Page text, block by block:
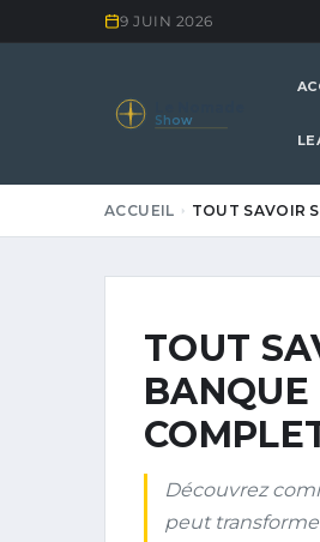
9 JUIN 2026
Show
ACCUEIL TOUT SAVOIR
TOUT
BANQUE
Découvrez
peut